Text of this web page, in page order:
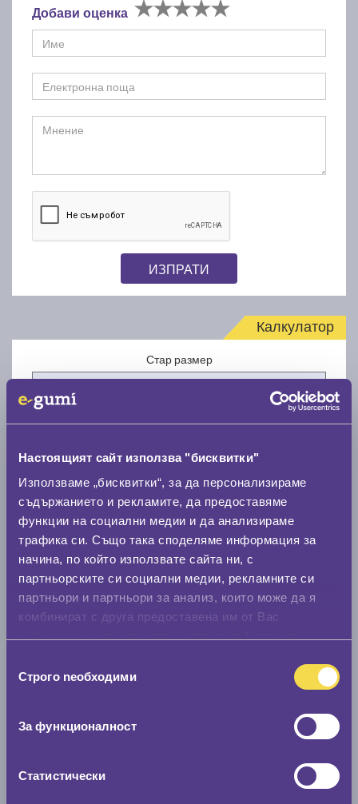
Настоящият сайт използва "бисквитки"
Използваме „бисквитки“, за да персонализираме
съдържанието и рекламите, да предоставяме
функции на социални медии и да анализираме
трафика си. Също така споделяме информация за
начина, по който използвате сайта ни, с
партньорските си социални медии, рекламните си
партньори и партньори за анализ, които може да я
комбинират с друга предоставена им от Вас
наСтрого nеобходими
За функционалност
Статистически
Добави оценка
ИЗПРАТИ
Калкулатор
Стар размер
Нов размер
Стар размер